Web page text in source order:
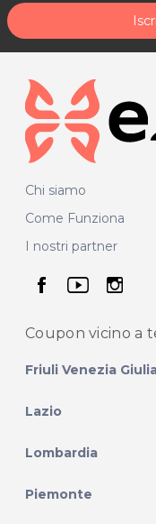
Chi siamo
Come Funziona
I nostri partner
seguici su
Coupon vicino a
Friuli Venezia
Lazio
Lombardia
Piemonte